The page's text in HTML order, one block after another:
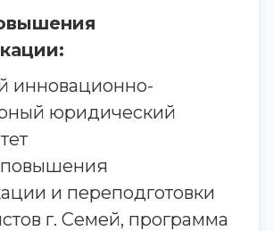
инновационно-
юридический
повышения
и переподготовки
г. Семей, программа